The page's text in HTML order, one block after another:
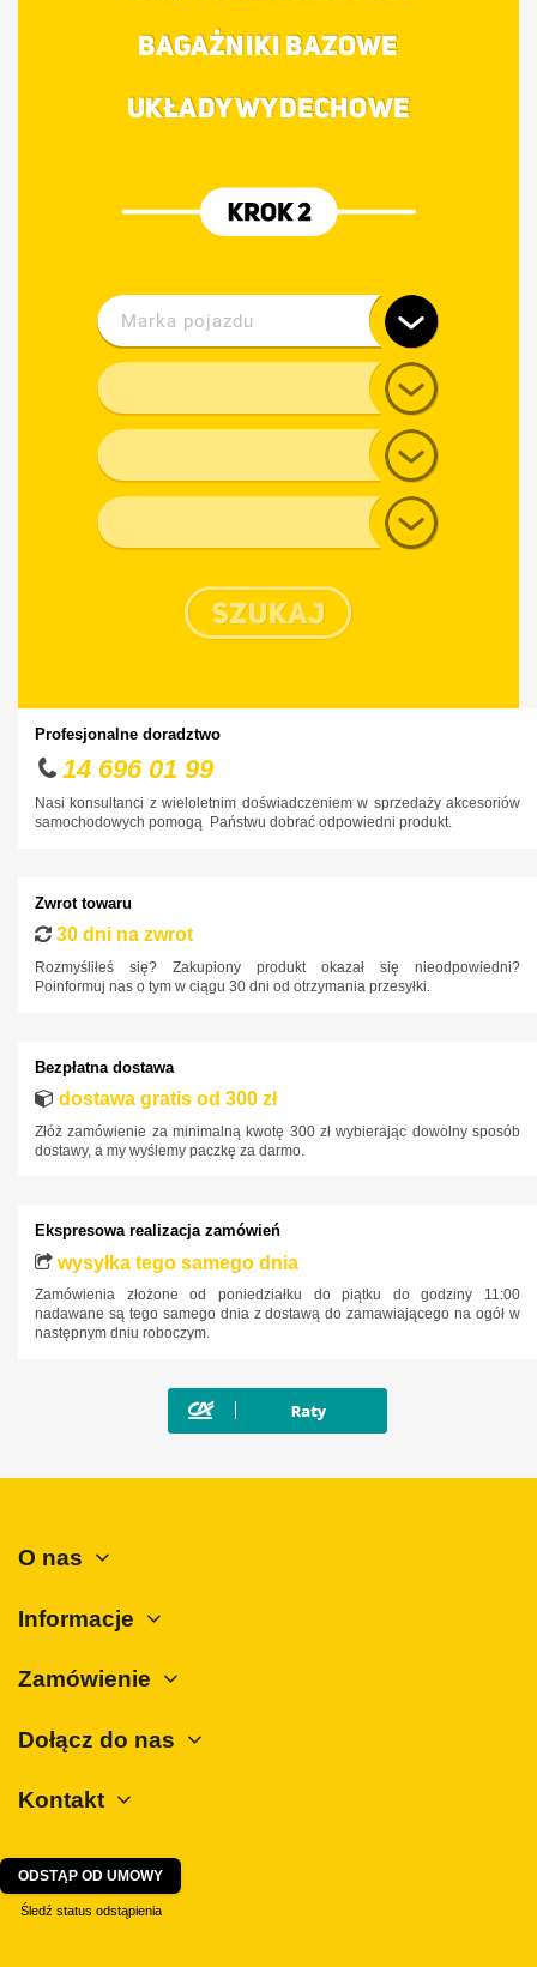
BAGAŻNIKI BAZOWE
UKŁADY WYDECHOWE
Marka pojazdu
Audi
Chevrolet
Dodge
DS
Fiat
Isuzu
Jaguar
Jeep
Kia
Land Rover
Lexus
MAN
Maxus
Mercedes-Benz
Porsche
SAAB
Skoda
SsangYong
Profesjonalne doradztwo
14 696 01 99
Nasi konsultanci z wieloletnim doświadczeniem w sprzedaży akcesoriów
samochodowych pomogą Państwu dobrać odpowiedni produkt.
Zwrot towaru
30 dni na zwrot
Rozmyśliłeś się? Zakupiony produkt okazał się nieodpowiedni?
Poinformuj nas o tym w ciągu 30 dni od otrzymania przesyłki.
Bezpłatna dostawa
dostawa gratis od 300 zł
Złóż zamówienie za minimalną kwotę 300 zł wybierając dowolny sposób
dostawy, a my wyślemy paczkę za darmo.
Ekspresowa realizacja zamówień
wysyłka tego samego dnia
Zamówienia złożone od poniedziałku do piątku do godziny 11:00
nadawane są tego samego dnia z dostawą do zamawiającego na ogół w
następnym dniu roboczym.
O nas
Informacje
Zamówienie
Dołącz do nas
Kontakt
ODSTĄP OD UMOWY
Śledź status odstąpienia